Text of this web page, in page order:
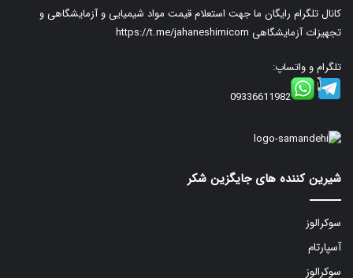
کانال تلگرام رایگان ما جهت استعلام قیمت مواد شیمیایی و آزمایشگاهی و
تجهیزات آزمایشگاهی https://t.me/jahaneshimicom
تلگرام و واتساپ:
09336611982
شیرین کننده های جایگزین شکر
سوکرالوز
آسپارتام
سوکرالوز